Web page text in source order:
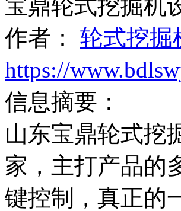
宝鼎轮式挖掘机
作者： 轮式挖掘
https://
信息摘要：
山东宝鼎轮式挖
家，主打产品的
键控制，真正的